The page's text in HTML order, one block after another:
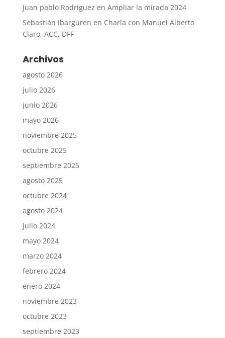
Juan pablo Rodriguez en Ampliar la mirada 2024
Sebastián Ibarguren en Charla con Manuel Alberto
Claro, ACC, DFF
Archivos
agosto 2026
julio 2026
junio 2026
mayo 2026
noviembre 2025
octubre 2025
septiembre 2025
agosto 2025
octubre 2024
agosto 2024
julio 2024
mayo 2024
marzo 2024
febrero 2024
enero 2024
noviembre 2023
octubre 2023
septiembre 2023